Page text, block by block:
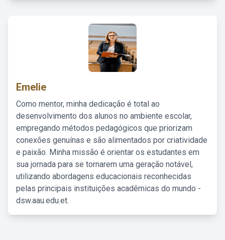
Emelie
Como mentor, minha dedicação é total ao
desenvolvimento dos alunos no ambiente escolar,
empregando métodos pedagógicos que priorizam
conexões genuínas e são alimentados por criatividade
e paixão. Minha missão é orientar os estudantes em
sua jornada para se tornarem uma geração notável,
utilizando abordagens educacionais reconhecidas
pelas principais instituições acadêmicas do mundo -
dsw.aau.edu.et.